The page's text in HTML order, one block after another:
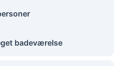
badeværelse